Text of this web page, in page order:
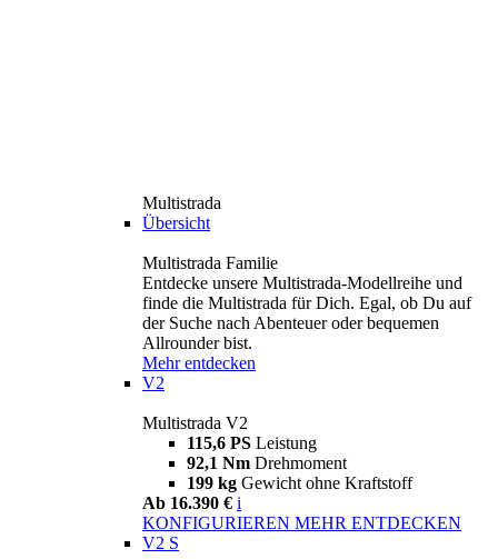
Multistrada
Übersicht
Multistrada Familie
Entdecke unsere Multistrada-Modellreihe und
finde die Multistrada für Dich. Egal, ob Du auf
der Suche nach Abenteuer oder bequemen
Allrounder bist.
Mehr entdecken
V2
Multistrada V2
115,6 PS Leistung
92,1 Nm Drehmoment
199 kg Gewicht ohne Kraftstoff
Ab 16.390 € i
KONFIGURIEREN MEHR ENTDECKEN
V2 S